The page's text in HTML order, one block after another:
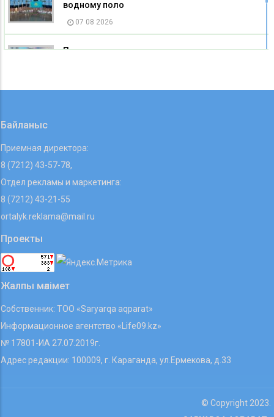
водному поло
07 08 2026
Пять миллионов на развитие: как
07 08 2026
Байланыс
Приемная директора:
8 (7212) 43-57-78,
Отдел рекламы и маркетинга:
8 (7212) 43-21-55
ortalyk.reklama@mail.ru
Проекты
Жалпы мәлімет
Собственник: ТОО «Saryarqa aqparat»
Информационное агентство «Life09.kz»
№ 17801-ИА 27.07.2019г.
Адрес редакции: 100009, г. Караганда, ул.Ермекова, д.33
© Copyright 2023.